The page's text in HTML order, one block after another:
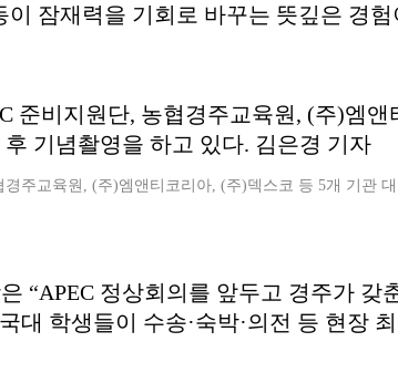
잠재력을 기회로 바꾸는 뜻깊은 경
주교육원, (주)엠앤티코리아, (주)덱스코 등 5개 기관
“APEC 정상회의를 앞두고 경주가 갖
대 학생들이 수송·숙박·의전 등 현장